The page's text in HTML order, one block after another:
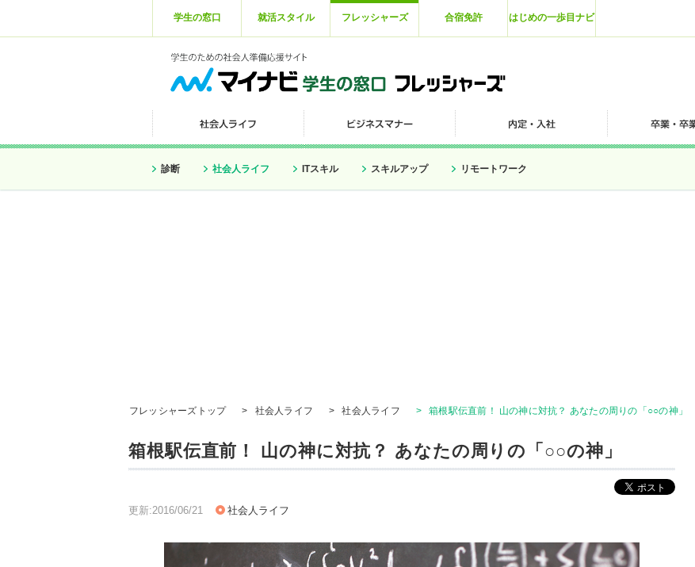
学生の窓口 就活スタイル フレッシャーズ 合宿免許 はじめの一歩目ナビ
診断 社会人ライフ ITスキル スキルアップ リモートワーク
フレッシャーズトップ > 社会人ライフ > 社会人ライフ > 箱根駅伝直前！ 山の神に対抗？ あなたの周りの「○○の神」
箱根駅伝直前！ 山の神に対抗？ あなたの周りの「○○の神」
更新:2016/06/21 社会人ライフ